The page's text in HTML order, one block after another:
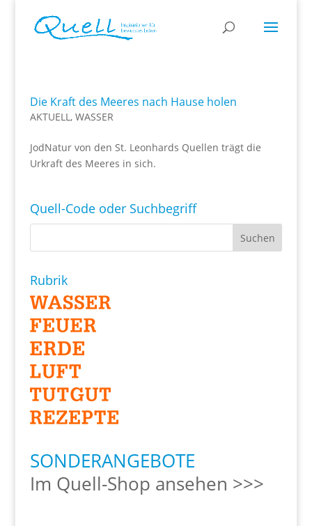
Die Kraft des Meeres nach Hause holen
AKTUELL, WASSER
JodNatur von den St. Leonhards Quellen trägt die
Urkraft des Meeres in sich.
Quell-Code oder Suchbegriff
Rubrik
SONDERANGEBOTE
Im Quell-Shop ansehen >>>